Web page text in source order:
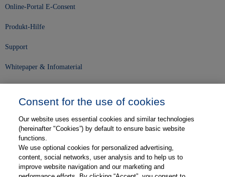
Online-Portal E-Consent
Produkt-Hilfe
Support
Whitepaper & Infomaterial
Karriere
Kontakt
Web-Semniare
Consent for the use of cookies
Our website uses essential cookies and similar technologies
(hereinafter "Cookies”) by default to ensure basic website
functions.
We use optional cookies for personalized advertising,
content, social networks, user analysis and to help us to
improve website navigation and our marketing and